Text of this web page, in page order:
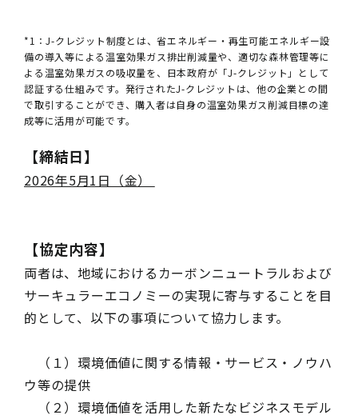
*1：J-クレジット制度とは、省エネルギー・再生可能エネルギー設
備の導入等による温室効果ガス排出削減量や、適切な森林管理等に
よる温室効果ガスの吸収量を、日本政府が「J-クレジット」として
認証する仕組みです。発行されたJ-クレジットは、他の企業との間
で取引することができ、購入者は自身の温室効果ガス削減目標の達
成等に活用が可能です。
【締結日】
2026年5月1日（金）
【協定内容】
両者は、地域におけるカーボンニュートラルおよび
サーキュラーエコノミーの実現に寄与することを目
的として、以下の事項について協力します。
（１）環境価値に関する情報・サービス・ノウハ
ウ等の提供
（２）環境価値を活用した新たなビジネスモデル